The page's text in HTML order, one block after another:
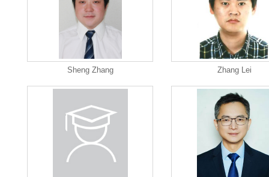
Sheng Zhang Zhang Lei